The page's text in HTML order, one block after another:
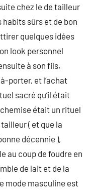
chez le de tailleur
sûrs et de bon
quelques idées
look personnel
à son fils.
porter, et l’achat
sacré qu’il était
chemise était un rituel
( et que la
décennie ),
au coup de foudre en
de lait et de la
mode masculine est